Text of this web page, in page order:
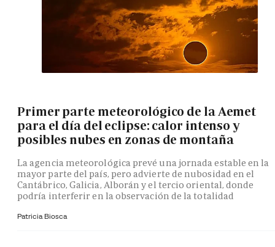
Primer parte meteorológico de la Aemet
para el día del eclipse: calor intenso y
posibles nubes en zonas de montaña
La agencia meteorológica prevé una jornada estable en la
mayor parte del país, pero advierte de nubosidad en el
Cantábrico, Galicia, Alborán y el tercio oriental, donde
podría interferir en la observación de la totalidad
Patricia Biosca